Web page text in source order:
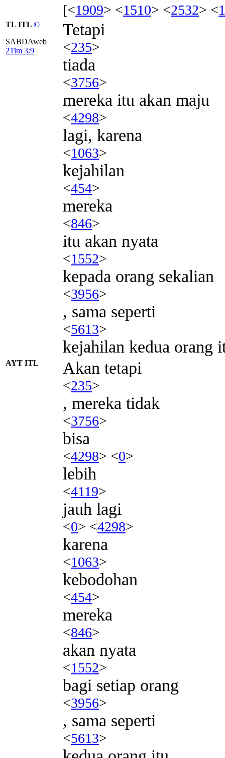
[<1909> <1510> <2532> <
TL ITL ©
SABDAweb
2Tim 3:9
Tetapi
<235>
tiada
<3756>
mereka itu akan maju
<4298>
lagi, karena
<1063>
kejahilan
<454>
mereka
<846>
itu akan nyata
<1552>
kepada orang sekalian
<3956>
, sama seperti
<5613>
kejahilan kedua orang
AYT ITL Akan tetapi
<235>
, mereka tidak
<3756>
bisa
<4298> <0>
lebih
<4119>
jauh lagi
<0> <4298>
karena
<1063>
kebodohan
<454>
mereka
<846>
akan nyata
<1552>
bagi setiap orang
<3956>
, sama seperti
<5613>